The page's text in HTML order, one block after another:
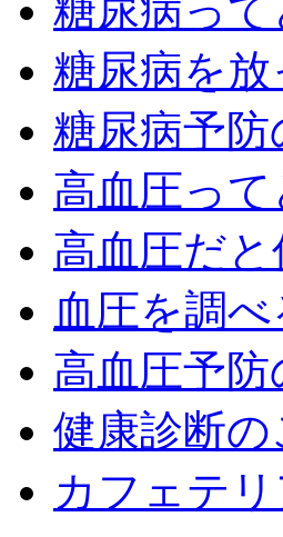
糖尿病っ
糖尿病を
糖尿病予防
高血圧っ
高血圧だ
血圧を調
高血圧予防
健康診断の
カフェテ